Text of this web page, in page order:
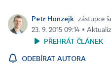
Petr Honzejk
zástupce
23. 9. 2015 09:14 ▪
PŘEHRÁT ČLÁNEK
ODEBÍRAT AUTORA